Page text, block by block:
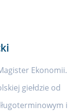
Ekonomii.
giełdzie od
i